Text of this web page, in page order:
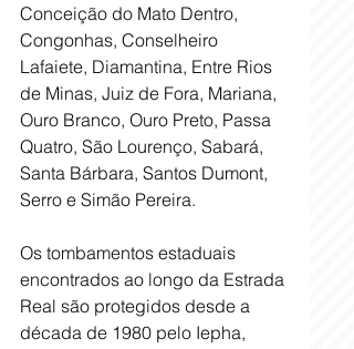
Conceição do Mato Dentro,
Congonhas, Conselheiro
Lafaiete, Diamantina, Entre Rios
de Minas, Juiz de Fora, Mariana,
Ouro Branco, Ouro Preto, Passa
Quatro, São Lourenço, Sabará,
Santa Bárbara, Santos Dumont,
Serro e Simão Pereira.
Os tombamentos estaduais
encontrados ao longo da Estrada
Real são protegidos desde a
década de 1980 pelo Iepha,